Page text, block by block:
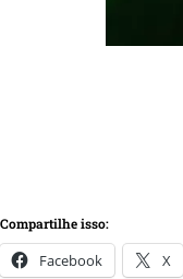
Compartilhe isso:
Facebook X